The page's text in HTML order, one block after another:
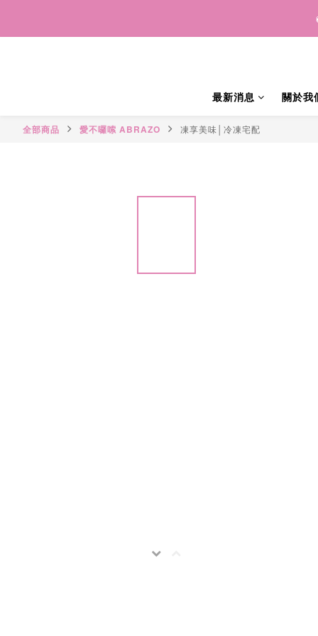
🌕 2026
🌕 2026
🌕 2026
最新消息 關於我
全部商品 愛不囉嗦 ABRAZO 凍享美味│冷凍宅配